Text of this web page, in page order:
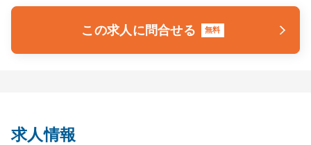
この求人に問合せる 無料
求人情報